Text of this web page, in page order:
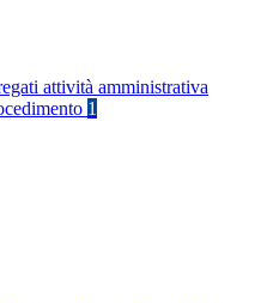
attività amministrativa
1